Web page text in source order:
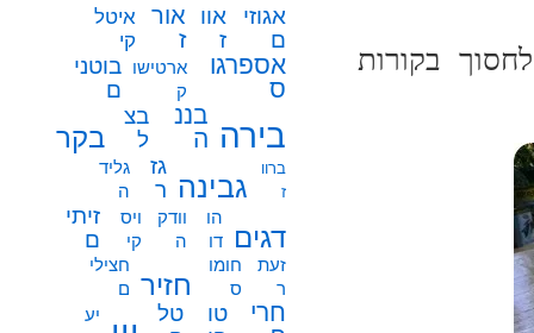
בקורות
אגוזי
ם
אוו
ז
אור
ז
איטל
קי
אספרגו
ס
ארטישו
ק
בוטני
ם
בירה
בננ
ה
בצ
ל
בקר
ברוו
ז
גבינה
גז
ר
גליד
ה
דגים
הו
דו
וודק
ה
ויס
קי
זיתי
ם
זעת
ר
חומו
ס
חזיר
חצילי
ם
חרי
טו
טל
יע